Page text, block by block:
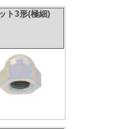
ト3形(極細)